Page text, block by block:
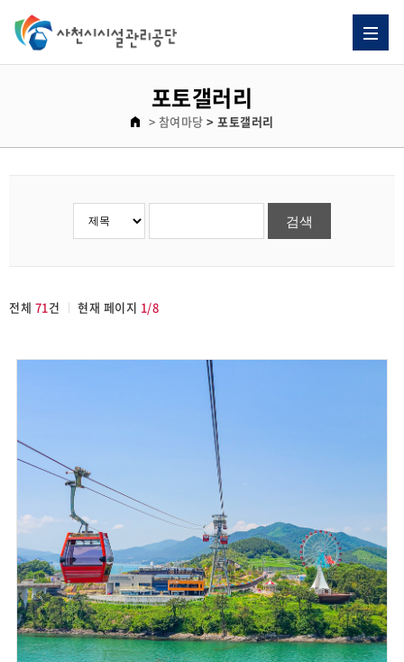
포토갤러리
> 참여마당 > 포토갤러리
전체 71건 현재 페이지 1/8